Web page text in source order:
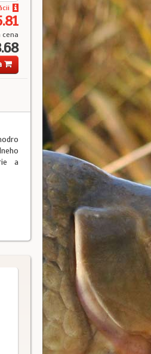
cena
a